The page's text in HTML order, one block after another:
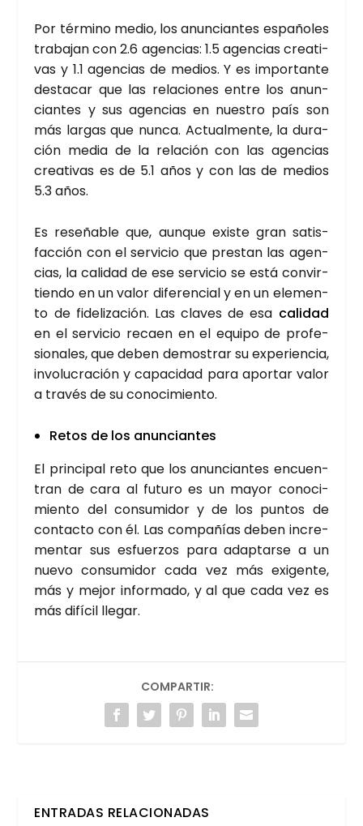
Por tér­mino medio, los anun­cian­tes espa­ño­les
tra­ba­jan con 2.6 agen­cias: 1.5 agen­cias crea­ti­
vas y 1.1 agen­cias de medios. Y es impor­tan­te
des­ta­car que las rela­cio­nes entre los anun­
cian­tes y sus agen­cias en nues­tro país son
más lar­gas que nun­ca. Actual­men­te, la dura­
ción media de la rela­ción con las agen­cias
crea­ti­vas es de 5.1 años y con las de medios
5.3 años.
Es rese­ña­ble que, aun­que exis­te gran satis­
fac­ción con el ser­vi­cio que pres­tan las agen­
cias, la cali­dad de ese ser­vi­cio se está con­vir­
tien­do en un valor dife­ren­cial y en un ele­men­
to de fide­li­za­ción. Las cla­ves de esa cali­dad
en el ser­vi­cio recaen en el equi­po de pro­fe­
sio­na­les, que deben demos­trar su expe­rien­cia,
invo­lu­cra­ción y capa­ci­dad para apor­tar valor
a tra­vés de su cono­ci­mien­to.
Retos de los anun­cian­tes
El prin­ci­pal reto que los anun­cian­tes encuen­
tran de cara al futu­ro es un mayor cono­ci­
mien­to del con­su­mi­dor y de los pun­tos de
con­tac­to con él. Las com­pa­ñías deben incre­
men­tar sus esfuer­zos para adap­tar­se a un
nue­vo con­su­mi­dor cada vez más exi­gen­te,
más y mejor infor­ma­do, y al que cada vez es
más difí­cil lle­gar.
COMPARTIR:
ENTRADAS RELACIONADAS